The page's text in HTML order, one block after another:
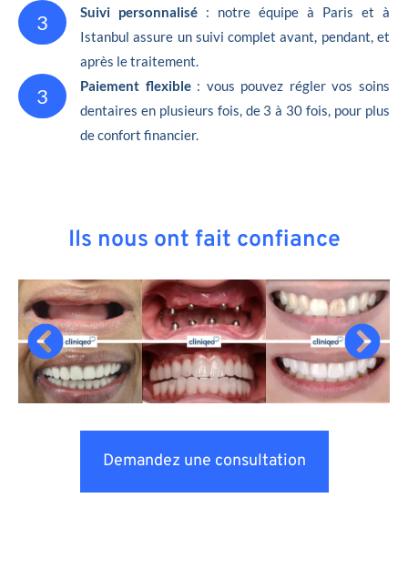
3 Suivi personnalisé : notre équipe à Paris et à
Istanbul assure un suivi complet avant, pendant, et
après le traitement.
3 Paiement flexible: vous pouvez régler vos soins
dentaires en plusieurs fois, de 3 à 30 fois, pour plus
de confort financier.
Ils nous ont fait confiance
Demandez une consultation